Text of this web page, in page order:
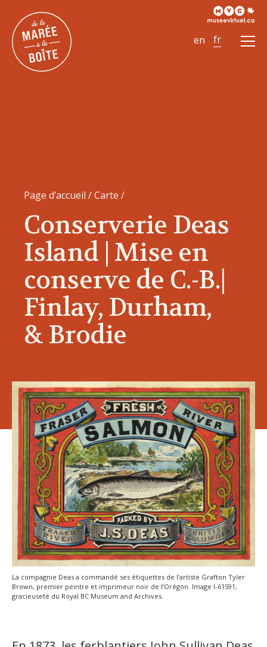
Page d’accueil /Carte /
Conserverie Deas
Island | Mise en
conserve de C.-B.|
Finlay, Durham,
& Brodie
La compagnie Deas a commandé ses étiquettes de l’artiste Grafton Tyler
Brown, premier peintre et imprimeur noir de l’Orégon. Image I-61591,
gracieuseté du Royal BC Museum and Archives.